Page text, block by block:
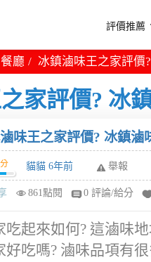
評價推薦
餐廳 冰鎮滷味王之家評價
家評價? 冰
味王之家評價? 冰鎮滷
分 貓貓 6年前 舉報
861點閱 0 評論/給分
吃起來如何? 這滷味
吃嗎? 滷味品項有